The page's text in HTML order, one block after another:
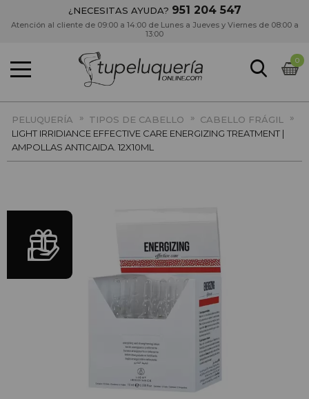
¿NECESITAS AYUDA? 951 204 547
Atención al cliente de 09:00 a 14:00 de Lunes a Jueves y Viernes de 08:00 a
13:00
0
PELUQUERÍA » TIPOS DE CABELLO » CABELLO FRÁGIL
»
LIGHT IRRIDIANCE EFFECTIVE CARE ENERGIZING TREATMENT |
AMPOLLAS ANTICAIDA. 12X10ML